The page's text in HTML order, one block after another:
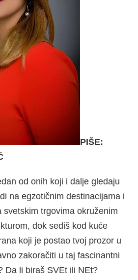
PIŠE:
od onih koji i dalje gledaju
na egzotičnim destinacijama i
svetskim trgovima okruženim
dok sediš kod kuće
koji je postao tvoj prozor u
zakoračiti u taj fascinantni
Da li biraš SVEt ili NEt?